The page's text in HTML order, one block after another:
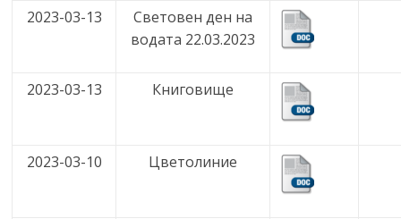
2023-03-13
Световен ден на
водата 22.03.2023
2023-03-13 Книговище
2023-03-10 Цветолиние